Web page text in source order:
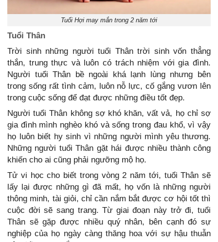
Tuổi Hợi may mắn trong 2 năm tới
Tuổi Thân
Trời sinh những người tuổi Thân trời sinh vốn thẳng
thắn, trung thực và luôn có trách nhiệm với gia đình.
Người tuổi Thân bề ngoài khá lạnh lùng nhưng bên
trong sống rất tình cảm, luôn nỗ lực, cố gắng vươn lên
trong cuộc sống để đạt được những điều tốt đẹp.
Người tuổi Thân không sợ khó khăn, vất vả, họ chỉ sợ
gia đình mình nghèo khó và sống trong đau khổ, vì vậy
họ luôn biết hy sinh vì những người mình yêu thương.
Những người tuổi Thân gặt hái được nhiều thành công
khiến cho ai cũng phải ngưỡng mộ họ.
Tử vi học cho biết trong vòng 2 năm tới, tuổi Thân sẽ
lấy lại được những gì đã mất, họ vốn là những người
thông minh, tài giỏi, chỉ cần nắm bắt được cơ hội tốt thì
cuộc đời sẽ sang trang. Từ giai đoạn này trở đi, tuổi
Thân sẽ gặp được nhiều quý nhân, bên cạnh đó sự
nghiệp của họ ngày càng thăng hoa với sự hậu thuẫn